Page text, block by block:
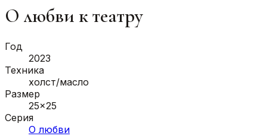
О любви к театру
Год
2023
Техника
холст/масло
Размер
25x25
Серия
О любви